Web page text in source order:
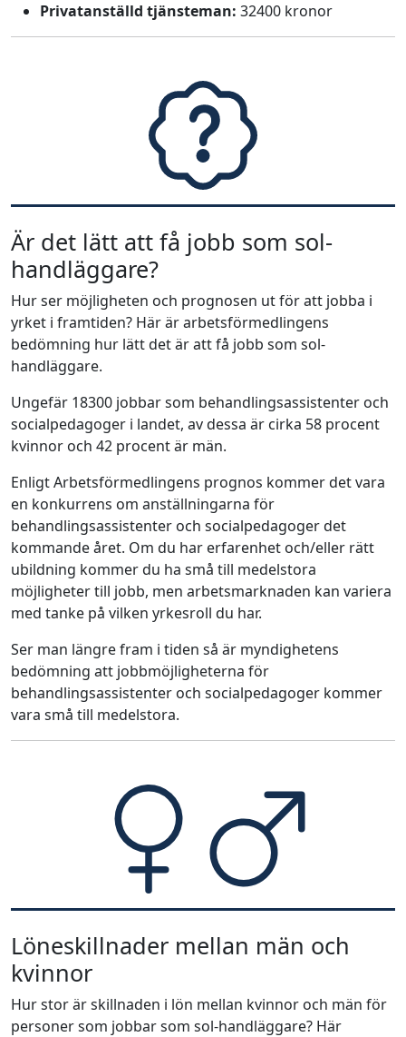
Privatanställd tjänsteman: 32400 kronor
Är det lätt att få jobb som sol-
handläggare?
Hur ser möjligheten och prognosen ut för att jobba i
yrket i framtiden? Här är arbetsförmedlingens
bedömning hur lätt det är att få jobb som sol-
handläggare.
Ungefär 18300 jobbar som behandlingsassistenter och
socialpedagoger i landet, av dessa är cirka 58 procent
kvinnor och 42 procent är män.
Enligt Arbetsförmedlingens prognos kommer det vara
en konkurrens om anställningarna för
behandlingsassistenter och socialpedagoger det
kommande året. Om du har erfarenhet och/eller rätt
ubildning kommer du ha små till medelstora
möjligheter till jobb, men arbetsmarknaden kan variera
med tanke på vilken yrkesroll du har.
Ser man längre fram i tiden så är myndighetens
bedömning att jobbmöjligheterna för
behandlingsassistenter och socialpedagoger kommer
vara små till medelstora.
Löneskillnader mellan män och
kvinnor
Hur stor är skillnaden i lön mellan kvinnor och män för
personer som jobbar som sol-handläggare? Här